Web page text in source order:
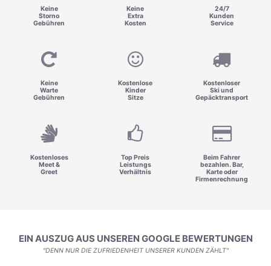
Keine
Storno
Gebühren
Keine
Extra
Kosten
24/7
Kunden
Service
Keine
Warte
Gebühren
Kostenlose
Kinder
Sitze
Kostenloser
Ski und
Gepäcktransport
Kostenloses
Meet &
Greet
Top Preis
Leistungs
Verhältnis
Beim Fahrer
bezahlen. Bar,
Karte oder
Firmenrechnung
EIN AUSZUG AUS UNSEREN GOOGLE BEWERTUNGEN
"DENN NUR DIE ZUFRIEDENHEIT UNSERER KUNDEN ZÄHLT"